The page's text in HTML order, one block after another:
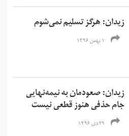
زیدان: هرگز تسلیم نمی‌شوم
۱ بهمن ۱۳۹۶
زیدان: صعودمان به نیمه‌نهایی
جام حذفی هنوز قطعی نیست
۲۹ دی ۱۳۹۶